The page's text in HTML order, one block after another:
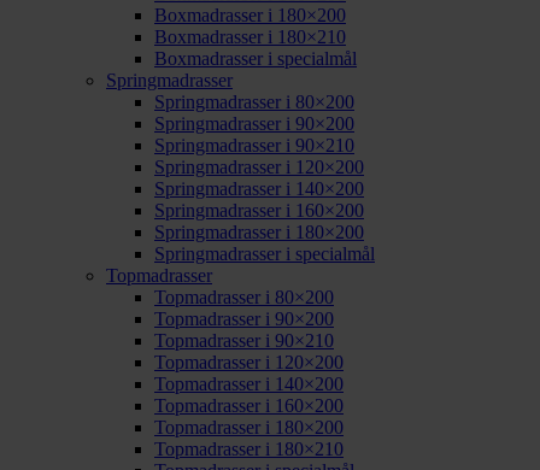
Boxmadrasser i 180×200
Boxmadrasser i 180×210
Boxmadrasser i specialmål
Springmadrasser
Springmadrasser i 80×200
Springmadrasser i 90×200
Springmadrasser i 90×210
Springmadrasser i 120×200
Springmadrasser i 140×200
Springmadrasser i 160×200
Springmadrasser i 180×200
Springmadrasser i specialmål
Topmadrasser
Topmadrasser i 80×200
Topmadrasser i 90×200
Topmadrasser i 90×210
Topmadrasser i 120×200
Topmadrasser i 140×200
Topmadrasser i 160×200
Topmadrasser i 180×200
Topmadrasser i 180×210